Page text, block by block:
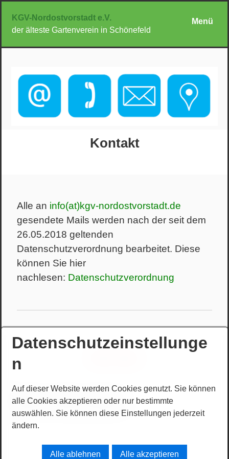
KGV-Nordostvorstadt e.V.
der älteste Gartenverein in Schönefeld
Menü
Kontakt
Alle an info(at)kgv-nordostvorstadt.de
gesendete Mails werden nach der seit dem
26.05.2018 geltenden
Datenschutzverordnung bearbeitet. Diese
können Sie hier
nachlesen: Datenschutzverordnung
Startseite Kontakt
Impressum
© 2025 KGV-Nordostvorstadt e.V.
Datenschutzeinstellunge
n
Auf dieser Website werden Cookies genutzt. Sie können
alle Cookies akzeptieren oder nur bestimmte
auswählen. Sie können diese Einstellungen jederzeit
ändern.
Alle ablehnen Alle akzeptieren